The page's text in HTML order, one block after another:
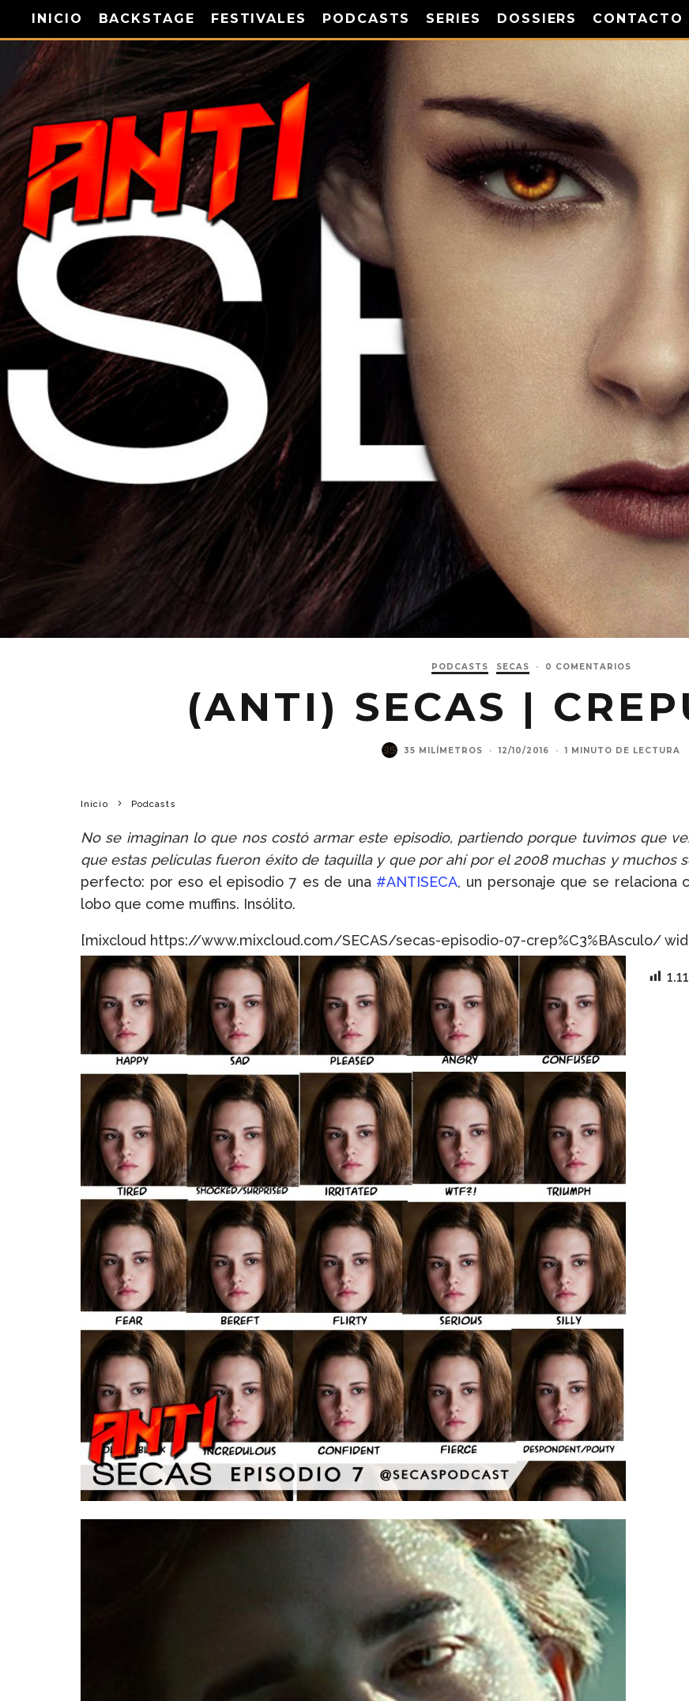
INICIO BACKSTAGE FESTIVALES PODCASTS SERIES DOSSIERS CONTACTO
PODCASTS SECAS · 0 COMENTARIOS
(ANTI) SECAS |
35 MILÍMETROS · 12/10/2016 · 1 MINUTO DE LECTURA
Inicio Podcasts
No se imaginan lo que nos costó armar este episodio, partiendo porque tuvimos que
que estas películas fueron éxito de taquilla y que por ahí por el 2008 muchas y muchos
perfecto: por eso el episodio 7 es de una #ANTISECA, un personaje que se relaciona
lobo que come muffins. Insólito.
[mixcloud https://www.mixcloud.com/SECAS/secas-episodio-07-crep%C3%BAsculo/